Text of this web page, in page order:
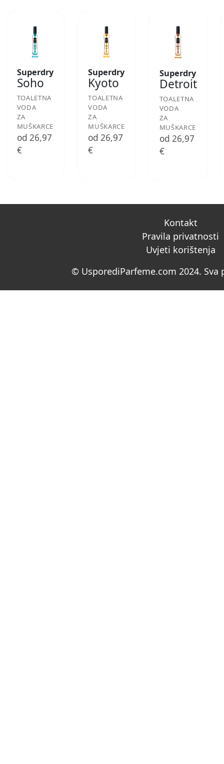
Superdry
Soho
TOALETNA
VODA
ZA
MUŠKARCE
od 26,97
€
Superdry
Kyoto
TOALETNA
VODA
ZA
MUŠKARCE
od 26,97
€
Superdry
Detroit
TOALETNA
VODA
ZA
MUŠKARCE
od 26,97
€
Kontakt
Pravila privatnosti
Uvjeti korištenja
© UsporediParfeme.com 2024. Sva